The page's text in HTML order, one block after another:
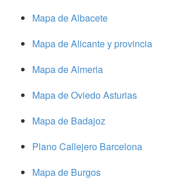
Mapa de Albacete
Mapa de Alicante y provincia
Mapa de Almeria
Mapa de Oviedo Asturias
Mapa de Badajoz
Plano Callejero Barcelona
Mapa de Burgos